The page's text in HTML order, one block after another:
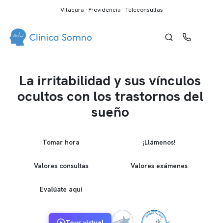
Vitacura · Providencia · Teleconsultas
La irritabilidad y sus vínculos
ocultos con los trastornos del
sueño
Tomar hora ¡Llámenos!
Valores consultas Valores exámenes
Evalúate aquí